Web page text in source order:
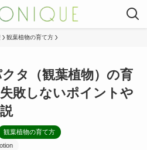
観葉植物の育て方
タ（観葉植物）の育
敗しないポイントや
観葉植物の育て方